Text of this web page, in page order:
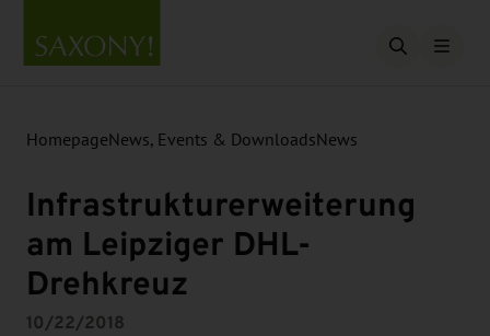
Open
HomepageNews, Events & DownloadsNews
Infrastrukturerweiterung
am Leipziger DHL-
Drehkreuz
10/22/2018